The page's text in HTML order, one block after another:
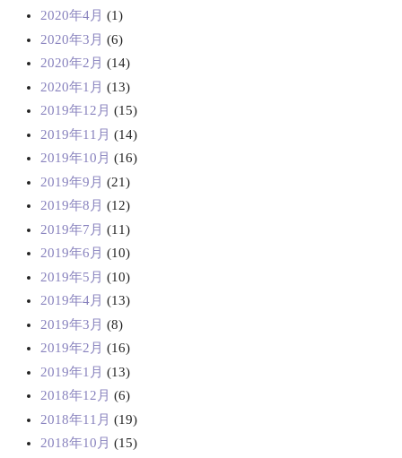
2020年4月 (1)
2020年3月 (6)
2020年2月 (14)
2020年1月 (13)
2019年12月 (15)
2019年11月 (14)
2019年10月 (16)
2019年9月 (21)
2019年8月 (12)
2019年7月 (11)
2019年6月 (10)
2019年5月 (10)
2019年4月 (13)
2019年3月 (8)
2019年2月 (16)
2019年1月 (13)
2018年12月 (6)
2018年11月 (19)
2018年10月 (15)